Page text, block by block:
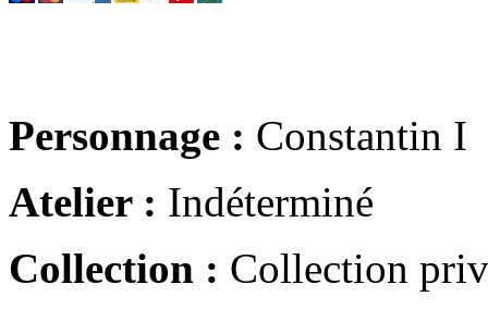
Personnage : Constantin I
Atelier : Indéterminé
Collection : Collection